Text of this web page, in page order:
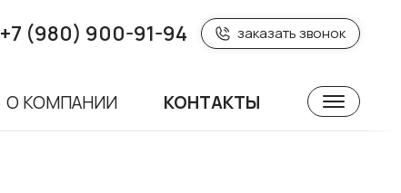
+7 (980) 900-91-94 заказать звонок
О КОМПАНИИ КОНТАКТЫ